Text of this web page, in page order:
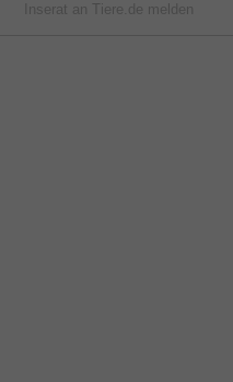
Inserat an Tiere.de melden